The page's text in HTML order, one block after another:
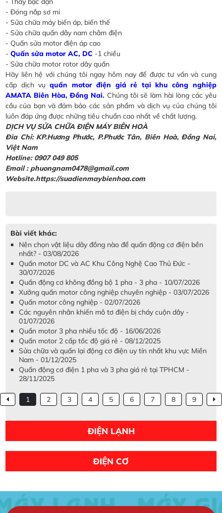
- Đóng nắp sơ mi
- Sửa chữa máy biến áp, biến thế
- Sửa chữa quấn dây nam châm điện
- Quấn sửa motor điện áp cao
-Quấn sửa motor AC, DC -1 chiều
- Sửa chữa motor rotor dây quấn
Hãy liên hệ với chúng tôi ngay hôm nay để được tư vấn và cung
cấp dịch vụ quấn motor điện giá rẻ tại khu công nghiệp
AMATA Biên Hòa, Đồng Nai. Chúng tôi sẽ làm hài lòng các yêu
cầu của bạn và đảm bảo các sản phẩm và dịch vụ của chúng tôi
luôn đáp ứng được những tiêu chuẩn cao nhất về chất lượng.
DỊCH VỤ SỬA CHỮA ĐIỆN MÁY BIÊN HOÀ
Đia Chỉ: KP.Hương Phước, P.Phước Tân, Biên Hoà, Đồng Nai,
Việt Nam
Hotline: 0907 049 805
Email : phuongnam0478@gmail.com
Website.https://suadienmaybienhoa.com
Bài viết khác:
Nên chọn vật liệu dây đồng nào để quấn động cơ điện bền
nhất? - 03/08/2026
Quấn motor DC và AC Khu Công Nghệ Cao Thủ Đức -
30/07/2026
Quấn động cơ không đồng bộ 1 pha - 3 pha - 10/07/2026
Xưởng quấn motor công nghiệp chuyên nghiệp - 03/07/2026
Quấn motor công nghiệp - 02/07/2026
Các nguyên nhân khiến mô tơ điện bị cháy cuộn dây -
01/07/2026
Quấn motor 3 pha nhiều tốc độ - 16/06/2026
Quấn motor 2 cấp tốc độ giá rẻ - 08/12/2025
Sửa chữa và quấn lại động cơ điện uy tín nhất khu vực Miền
Nam - 01/12/2025
Quấn động cơ điện 1 pha và 3 pha giá rẻ tại TPHCM -
28/11/2025
1 2 3 4 5 6 7 8 9
ĐIỆN LẠNH
ĐIỆN CƠ